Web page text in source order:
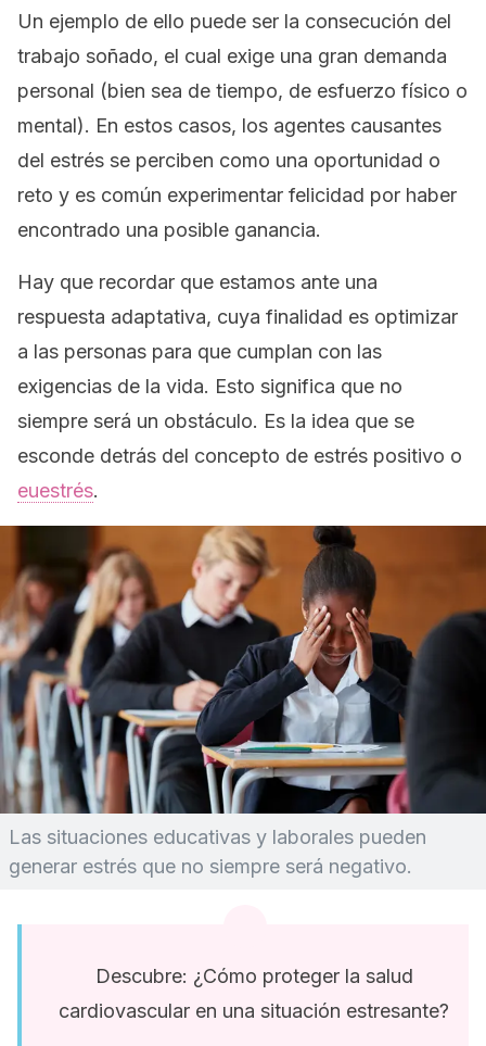
Un ejemplo de ello puede ser la consecución del
trabajo soñado, el cual exige una gran demanda
personal (bien sea de tiempo, de esfuerzo físico o
mental). En estos casos, los agentes causantes
del estrés se perciben como una oportunidad o
reto y es común experimentar felicidad por haber
encontrado una posible ganancia.
Hay que recordar que estamos ante una
respuesta adaptativa, cuya finalidad es optimizar
a las personas para que cumplan con las
exigencias de la vida. Esto significa que no
siempre será un obstáculo. Es la idea que se
esconde detrás del concepto de estrés positivo o
euestrés.
Las situaciones educativas y laborales pueden
generar estrés que no siempre será negativo.
Descubre: ¿Cómo proteger la salud
cardiovascular en una situación estresante?